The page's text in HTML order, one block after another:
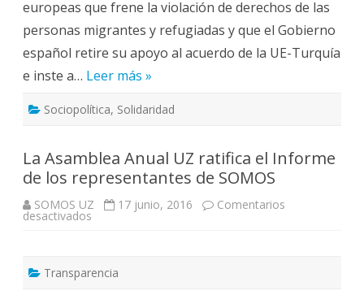
europeas que frene la violación de derechos de las
personas migrantes y refugiadas y que el Gobierno
español retire su apoyo al acuerdo de la UE-Turquía
e inste a… Leer más »
Sociopolítica, Solidaridad
La Asamblea Anual UZ ratifica el Informe
de los representantes de SOMOS
SOMOS UZ 17 junio, 2016 Comentarios
desactivados
ratifica
Transparencia